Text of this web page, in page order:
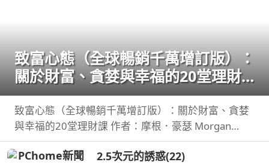
致富心態（全球暢銷千萬增訂版）：
關於財富、貪婪與幸福的20堂理財
課
致富心態（全球暢銷千萬增訂版）：關於財富、貪婪
與幸福的20堂理財課 作者：摩根．豪瑟 Morgan
Housel 周玉文 林俊宏 出版社：天下文化出版社
出版日期：2026-02-02 00:00:00 特別收錄２篇彩蛋
2.5次元的誘惑(22)